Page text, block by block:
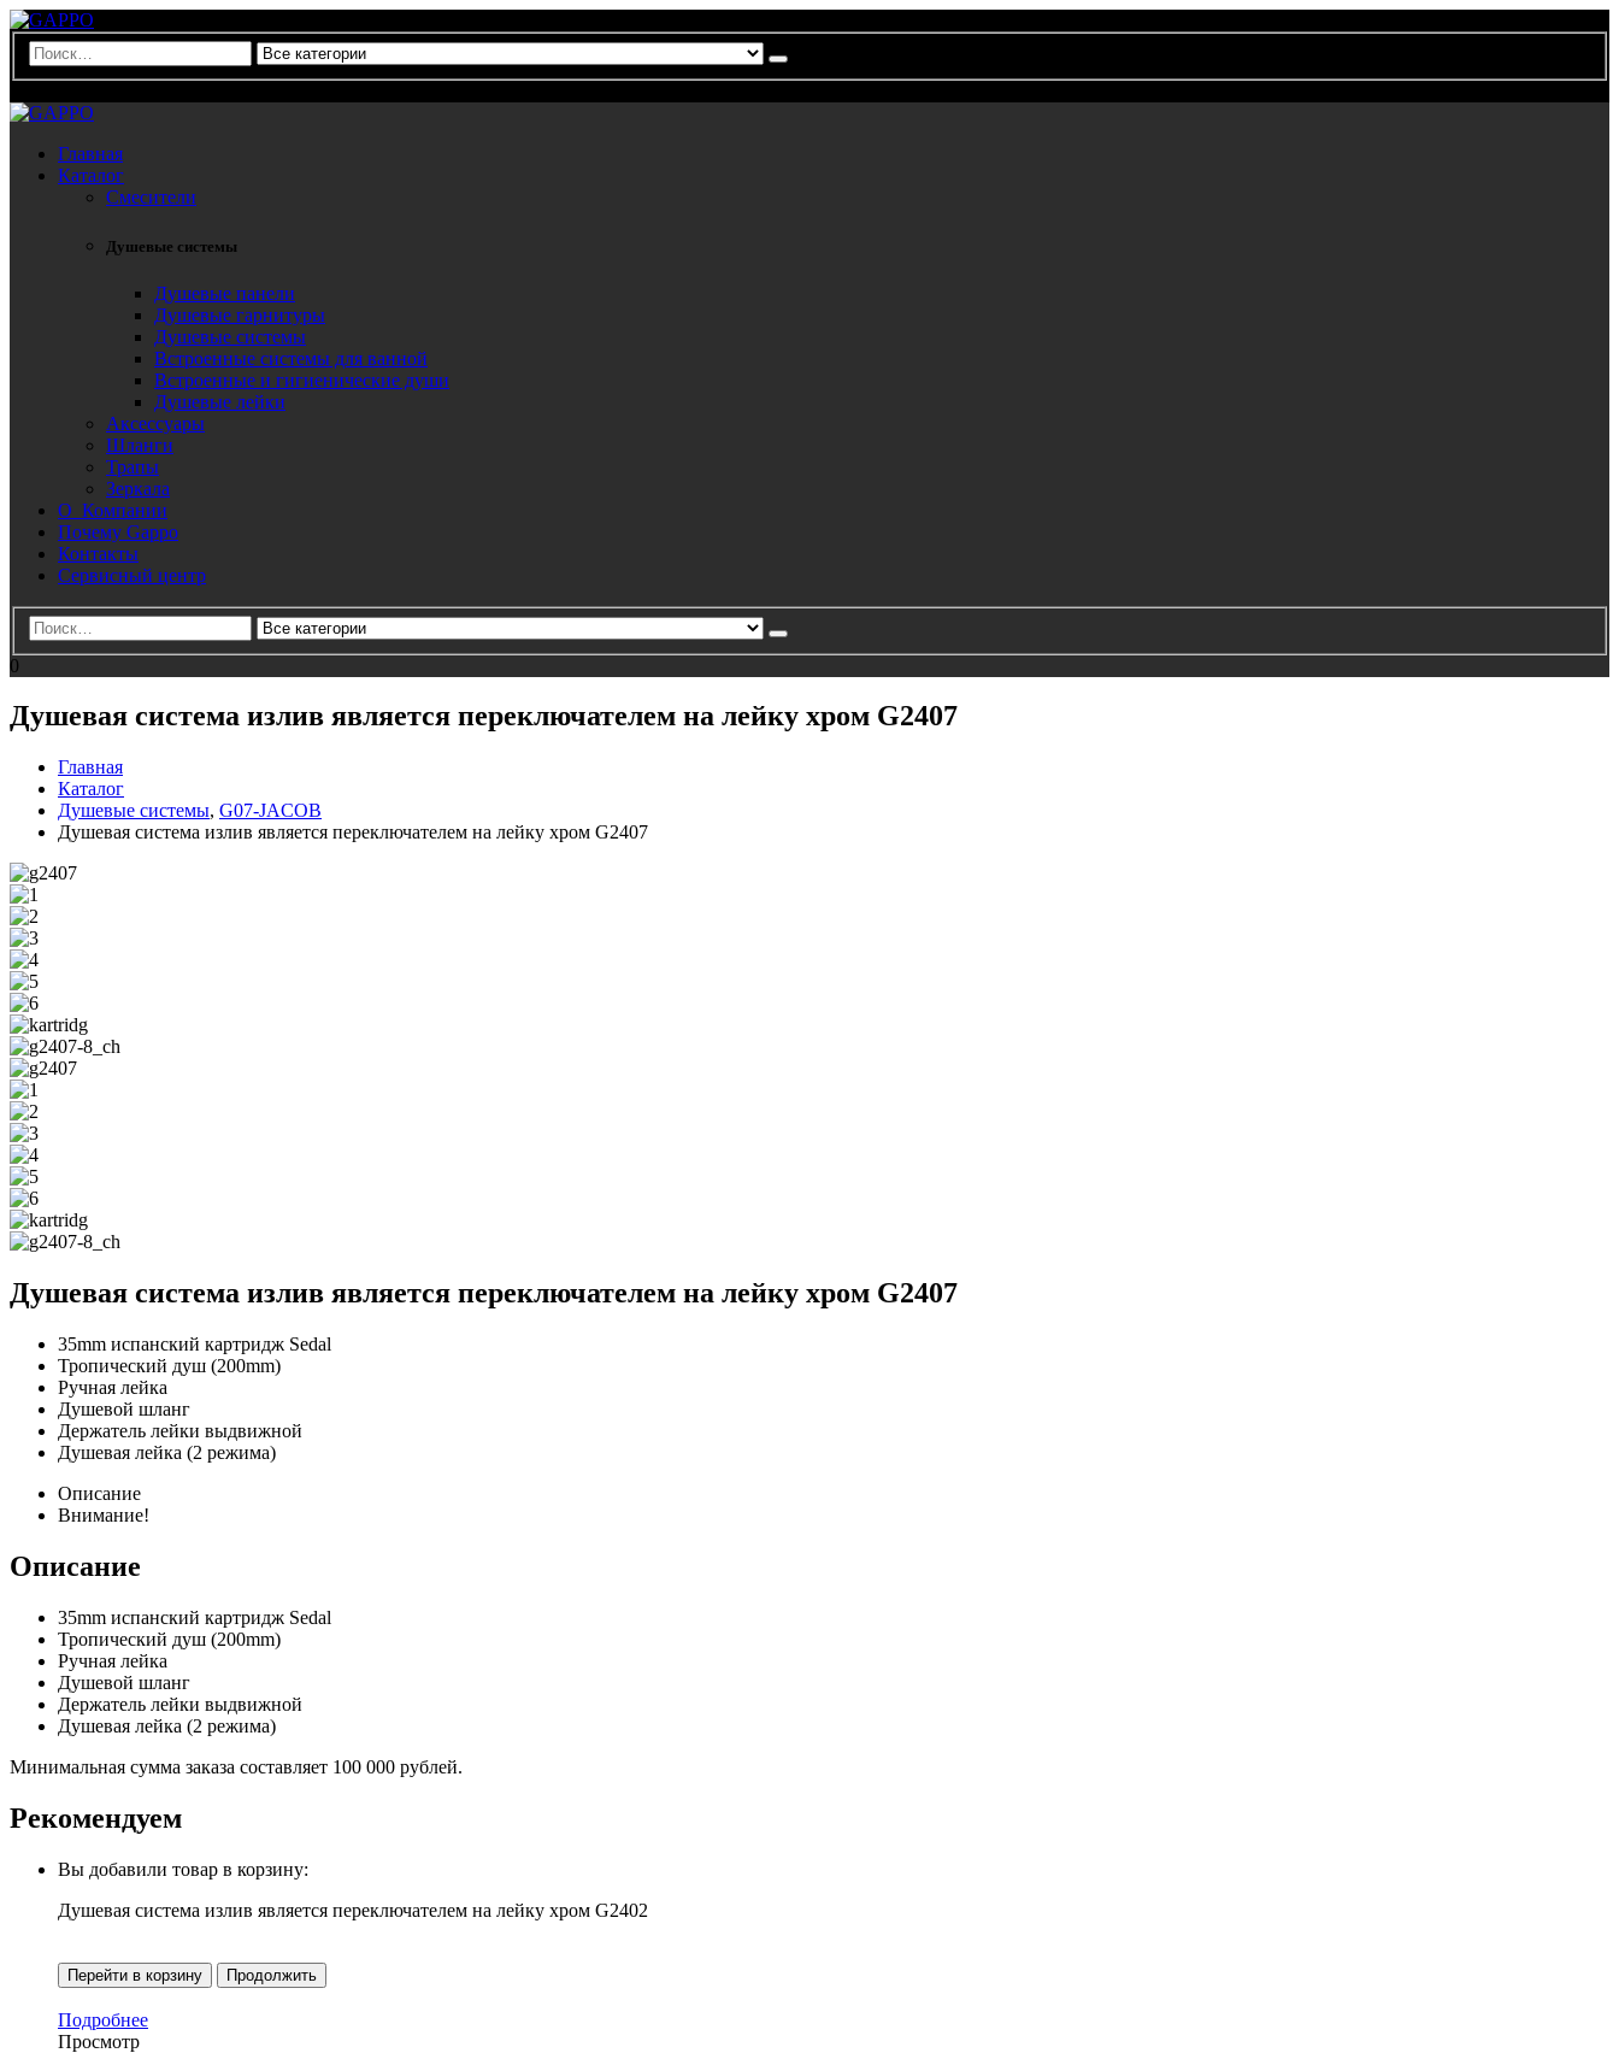
Главная
Каталог
Смесители
Душевые системы
Душевые панели
Душевые гарнитуры
Душевые системы
Встроенные системы для ванной
Встроенные и гигиенические души
Душевые лейки
Аксессуары
Шланги
Трапы
Зеркала
О Компании
Почему Gappo
Контакты
Сервисный центр
0
Душевая система излив является переключателем на лейку хром G2407
Главная
Каталог
Душевые системы, G07-JACOB
Душевая система излив является переключателем на лейку хром G2407
Душевая система излив является переключателем на лейку хром G2407
35mm испанский картридж Sedal
Тропический душ (200mm)
Ручная лейка
Душевой шланг
Держатель лейки выдвижной
Душевая лейка (2 режима)
Описание
Внимание!
Описание
35mm испанский картридж Sedal
Тропический душ (200mm)
Ручная лейка
Душевой шланг
Держатель лейки выдвижной
Душевая лейка (2 режима)
Минимальная сумма заказа составляет 100 000 рублей.
Рекомендуем
Вы добавили товар в корзину:
Душевая система излив является переключателем на лейку хром G2402
Перейти в корзину Продолжить
Подробнее
Просмотр